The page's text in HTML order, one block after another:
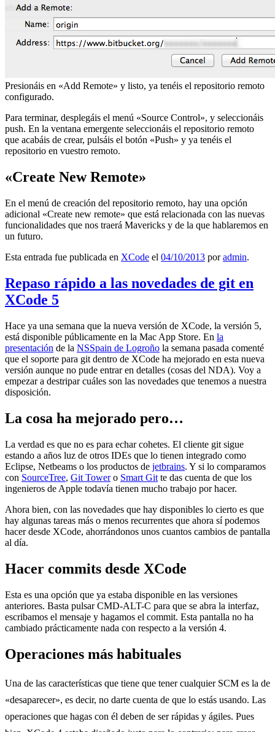
Presionáis en «Add Remote» y listo, ya tenéis el repositorio remoto
configurado.
Para terminar, desplegáis el menú «Source Control», y seleccionáis
push. En la ventana emergente seleccionáis el repositorio remoto
que acabáis de crear, pulsáis el botón «Push» y ya tenéis el
repositorio en vuestro remoto.
«Create New Remote»
En el menú de creación del repositorio remoto, hay una opción
adicional «Create new remote» que está relacionada con las nuevas
funcionalidades que nos traerá Mavericks y de la que hablaremos en
un futuro.
Esta entrada fue publicada en XCode el 04/10/2013 poradmin.
Repaso rápido a las novedades de git en
XCode 5
Hace ya una semana que la nueva versión de XCode, la versión 5,
está disponible públicamente en la Mac App Store. En la
presentación de la NSSpain de Logroño la semana pasada comenté
que el soporte para git dentro de XCode ha mejorado en esta nueva
versión aunque no pude entrar en detalles (cosas del NDA). Voy a
empezar a destripar cuáles son las novedades que tenemos a nuestra
disposición.
La cosa ha mejorado pero…
La verdad es que no es para echar cohetes. El cliente git sigue
estando a años luz de otros IDEs que lo tienen integrado como
Eclipse, Netbeams o los productos de jetbrains. Y si lo comparamos
con SourceTree, Git Towero Smart Git te das cuenta de que los
ingenieros de Apple todavía tienen mucho trabajo por hacer.
Ahora bien, con las novedades que hay disponibles lo cierto es que
hay algunas tareas más o menos recurrentes que ahora sí podemos
hacer desde XCode, ahorrándonos unos cuantos cambios de pantalla
al día.
Hacer commits desde XCode
Esta es una opción que ya estaba disponible en las versiones
anteriores. Basta pulsar CMD-ALT-C para que se abra la interfaz,
escribamos el mensaje y hagamos el commit. Esta pantalla no ha
cambiado prácticamente nada con respecto a la versión 4.
Operaciones más habituales
Una de las características que tiene que tener cualquier SCM es la de
«desaparecer», es decir, no darte cuenta de que lo estás usando. Las
operaciones que hagas con él deben de ser rápidas y ágiles. Pues